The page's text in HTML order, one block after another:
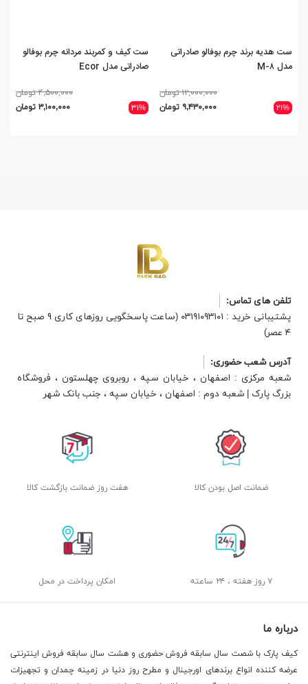
ست هدیه برند چرم بوفالو صادراتی
مدل M-۸
۲۱%
۱۲,۰۰۰,۰۰۰ تومان
۹,۴۳۰,۰۰۰ تومان
ست کیف و کمربند مردانه چرم بوفالو
صادراتی مدل Ecor
۳۱%
۴,۵۰۰,۰۰۰ تومان
۳,۱۰۰,۰۰۰ تومان
تلفن های تماس:
پشتیبانی خرید : ۰۳۱۹۱۰۹۳۱۰۱ (ساعت پاسخگویی روزهای کاری ۹ صبح تا
۴ عصر)
آدرس شعب حضوری:
شعبه مرکزی : اصفهان ، خیابان سپه ، روبروی چهلستون ، فروشگاه
بزرگ پارک | شعبه دوم : اصفهان ، خیابان سپه ، جنب بانک شهر
ضمانت اصل بودن کالا هفت روز ضمانت بازگشت کالا
۷ روز هفته ، ۲۴ ساعته امکان پرداخت در محل
درباره ما
کیف پارک با شصت سال سابقه فروش حضوری و هشت سال سابقه فروش اینترنتی
عرضه کننده انواع برندهای اورجینال و مطرح روز دنیا در زمینه چمدان و تجهیزات